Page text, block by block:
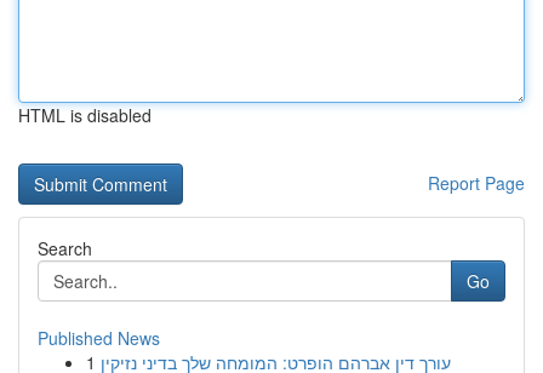
HTML is disabled
Report Page
Search
Go
Published News
1 עורך דין אברהם הופרט: המומחה שלך בדיני נזיקין